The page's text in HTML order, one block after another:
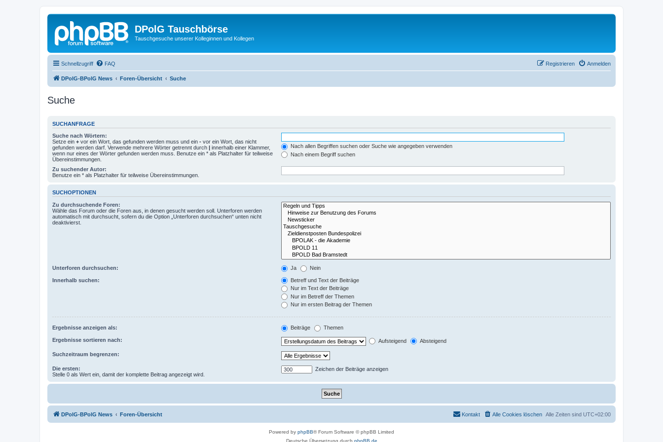
DPolG Tauschbörse
Tauschgesuche unserer Kolleginnen und Kollegen
Schnellzugriff FAQ Anmelden
Registrieren
DPolG-BPolG News Foren-Übersicht Suche
Suche
SUCHANFRAGE
Suche nach Wörtern:
Setze ein + vor ein Wort, das gefunden werden muss und ein - vor ein Wort, das nicht
gefunden werden darf. Verwende mehrere Wörter getrennt durch | innerhalb einer Klammer,
wenn nur eines der Wörter gefunden werden muss. Benutze ein * als Platzhalter für teilweise
Übereinstimmungen.
Nach allen Begriffen suchen oder Suche wie angegeben verwenden
Nach einem Begriff suchen
Zu suchender Autor:
Benutze ein * als Platzhalter für teilweise Übereinstimmungen.
SUCHOPTIONEN
Zu durchsuchende Foren:
Wähle das Forum oder die Foren aus, in denen gesucht werden soll. Unterforen werden
automatisch mit durchsucht, sofern du die Option „Unterforen durchsuchen“ unten nicht
deaktivierst.
Unterforen durchsuchen: Ja Nein
Innerhalb suchen:
Betreff und Text der Beiträge
Nur im Text der Beiträge
Nur im Betreff der Themen
Nur im ersten Beitrag der Themen
Ergebnisse anzeigen als: Beiträge Themen
Ergebnisse sortieren nach: Aufsteigend Absteigend
Suchzeitraum begrenzen:
Die ersten:
Stelle 0 als Wert ein, damit der komplette Beitrag angezeigt wird.
Zeichen der Beiträge anzeigen
DPolG-BPolG News Foren-Übersicht Alle Zeiten sind UTC+02:00
Alle Cookies löschen
Kontakt
Powered by phpBB® Forum Software © phpBB Limited
Deutsche Übersetzung durch phpBB.de